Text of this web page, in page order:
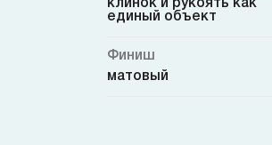
клинок и рукоять как
единый объект
Финиш
матовый